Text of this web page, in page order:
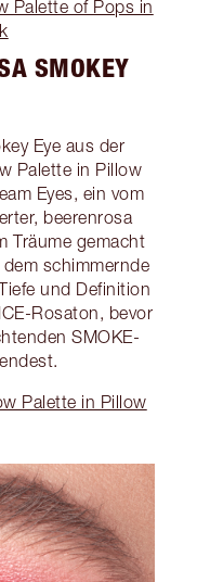
Palette of Pops in
SMOKEY
Eye aus der
Palette in Pillow
Eyes, ein vom
beerenrosa
Träume gemacht
schimmernde
und Definition
Rosaton, bevor
SMOKE-
Palette in Pillow